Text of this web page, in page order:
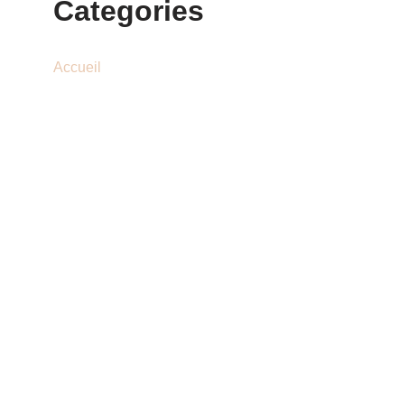
Categories
Accueil